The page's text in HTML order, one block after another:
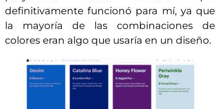
definitivamente funcionó para mí, ya que
la mayoría de las combinaciones de
colores eran algo que usaría en un diseño.